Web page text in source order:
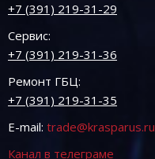
+7 (391) 219-31-29
Сервис:
+7 (391) 219-31-36
Ремонт ГБЦ:
+7 (391) 219-31-35
E-mail: trade@krasparus.ru
Канал в телеграме